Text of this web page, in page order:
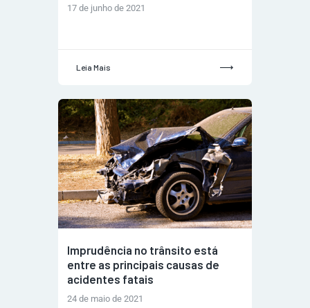
17 de junho de 2021
Leia Mais
Imprudência no trânsito está
entre as principais causas de
acidentes fatais
24 de maio de 2021